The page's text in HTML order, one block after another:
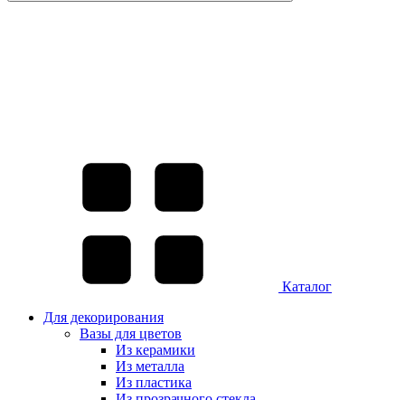
Каталог
Для декорирования
Вазы для цветов
Из керамики
Из металла
Из пластика